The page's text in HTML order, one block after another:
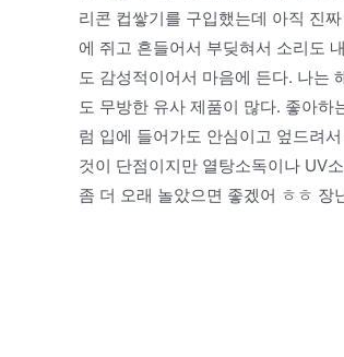
리콘 컵쌓기를 구입했는데 아직 진
에 쥐고 흔들어서 부딪혀서 소리도
도 감성적이어서 마음에 든다. 나는
도 무방한 유사 제품이 많다. 좋아하
럼 입에 들어가도 안심이고 엎드려
것이 단점이지만 열탕소독이나 UV
좀 더 오래 놀았으면 좋겠어 ㅎㅎ